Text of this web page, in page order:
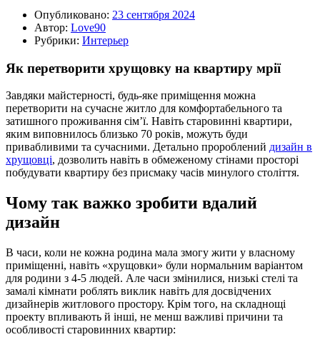
Опубликовано: 23 сентября 2024
Автор: Love90
Рубрики: Интерьер
Як перетворити хрущовку на квартиру мрії
Завдяки майстерності, будь-яке приміщення можна
перетворити на сучасне житло для комфортабельного та
затишного проживання сім’ї. Навіть старовинні квартири,
яким виповнилось близько 70 років, можуть буди
привабливими та сучасними. Детально пророблений дизайн в
хрущовці, дозволить навіть в обмеженому стінами просторі
побудувати квартиру без присмаку часів минулого століття.
Чому так важко зробити вдалий
дизайн
В часи, коли не кожна родина мала змогу жити у власному
приміщенні, навіть «хрущовки» були нормальним варіантом
для родини з 4-5 людей. Але часи змінилися, низькі стелі та
замалі кімнати роблять виклик навіть для досвідчених
дизайнерів житлового простору. Крім того, на складнощі
проекту впливають й інші, не менш важливі причини та
особливості старовинних квартир: